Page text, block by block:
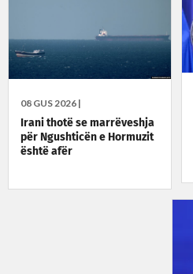
08 GUS 2026 |
Irani thotë se marrëveshja
për Ngushticën e Hormuzit
është afër